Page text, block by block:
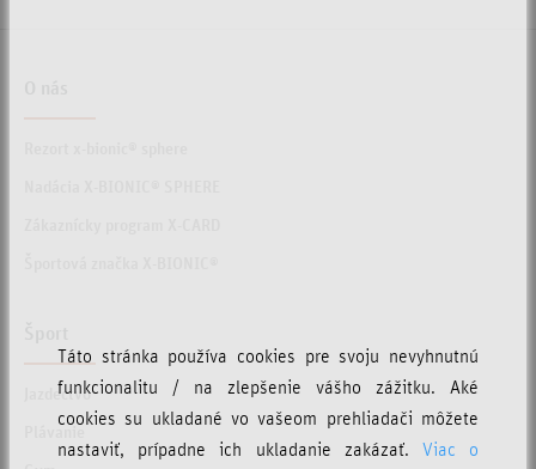
Jazdectvo
Táto stránka používa cookies pre svoju nevyhnutnú
funkcionalitu / na zlepšenie vášho zážitku. Aké
cookies su ukladané vo vašeom prehliadači môžete
nastaviť, prípadne ich ukladanie zakázať. Viac o